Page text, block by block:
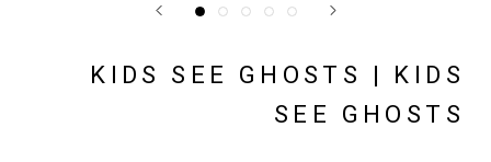
KIDS SEE GHOSTS | KIDS
SEE GHOSTS